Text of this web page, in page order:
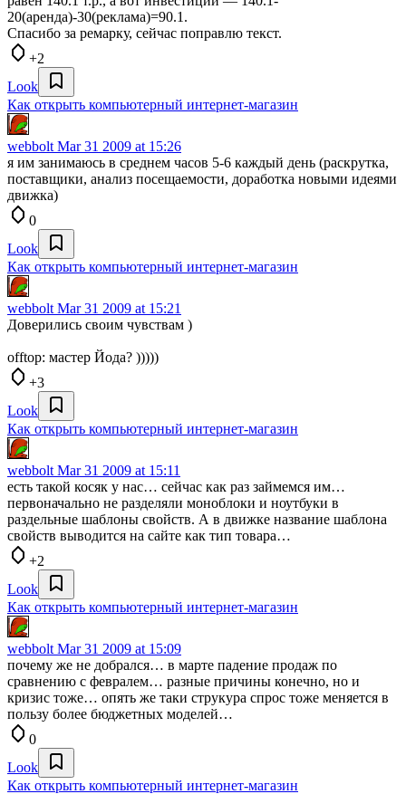
20(аренда)-30(реклама)=90.1.
Спасибо за ремарку, сейчас поправлю текст.
+2
Look
Как открыть компьютерный интернет-магазин
webbolt Mar 31 2009 at 15:26
я им занимаюсь в среднем часов 5-6 каждый день (раскрутка,
поставщики, анализ посещаемости, доработка новыми идеями
движка)
0
Look
Как открыть компьютерный интернет-магазин
webbolt Mar 31 2009 at 15:21
Доверились своим чувствам )
offtop: мастер Йода? )))))
+3
Look
Как открыть компьютерный интернет-магазин
webbolt Mar 31 2009 at 15:11
есть такой косяк у нас… сейчас как раз займемся им…
первоначально не разделяли моноблоки и ноутбуки в
раздельные шаблоны свойств. А в движке название шаблона
свойств выводится на сайте как тип товара…
+2
Look
Как открыть компьютерный интернет-магазин
webbolt Mar 31 2009 at 15:09
почему же не добрался… в марте падение продаж по
сравнению с февралем… разные причины конечно, но и
кризис тоже… опять же таки струкура спрос тоже меняется в
пользу более бюджетных моделей…
0
Look
Как открыть компьютерный интернет-магазин